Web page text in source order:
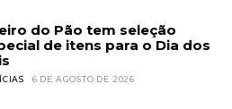
do Pão tem seleção
de itens para o Dia dos
6 DE AGOSTO DE 2026